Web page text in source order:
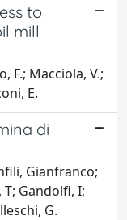
to
mill
F.; Macciola, V.;
E.
di
Gianfranco;
Gandolfi, I;
G.